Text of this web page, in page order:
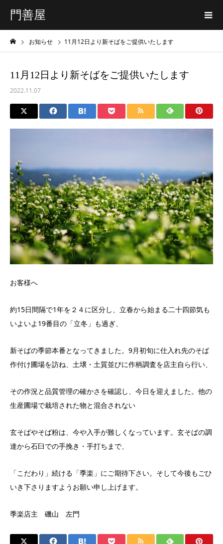
門善屋
お知らせ 11月12日より新そばをご提供いたします
11月12日より新そばをご提供いたします
2022.11.07
お客様へ
約15日間隔で1年を２４に区分し、立春から始まる二十四節気も
いよいよ19番目の「立冬」も過ぎ、
新そばの季節本番となってきました。9月初旬に仕入れ先のそば
作付け圃場を訪ね、土壌・土質並びに作柄調査を店主自ら行い、
その作況と品質管理の確かさを確認し、今日を迎えました。他の
生産圃場で栽培された物と混合されない
玄そばやそば粉は、今や入手が難しくなっています。玄そばの調
達から石臼での手挽き・手打ちまで、
「こだわり」続ける「季楽」にご期待下さい。そして今後もごひ
いき下さりますようお願い申し上げます。
季楽店主 磯山 左門